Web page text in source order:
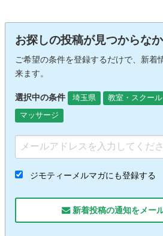
お探しの投稿が見つからな
ご希望の条件を登録するだけで、新着
来ます。
選択中の条件 埼玉県 教室・スクール
マッサージ
ジモティーメルマガにも登録する
新着投稿の通知をメー